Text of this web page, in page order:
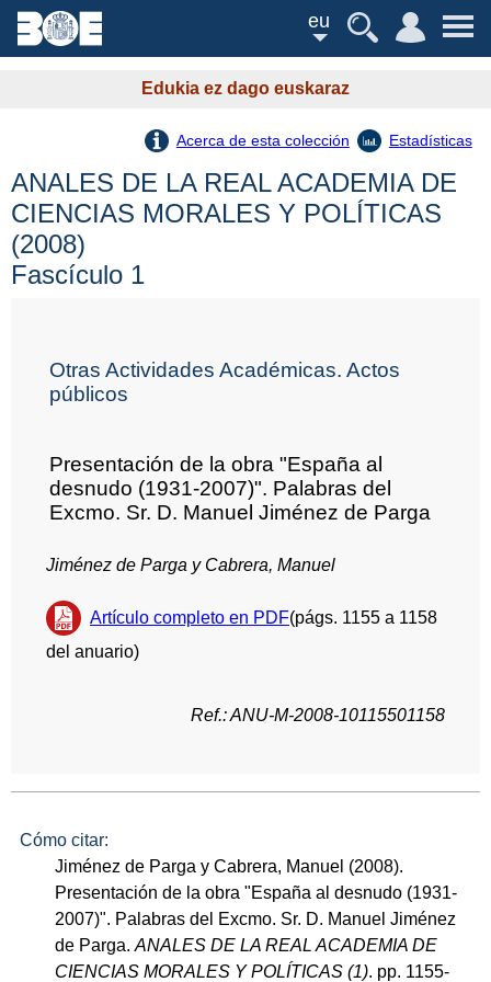
eu
Edukia ez dago euskaraz
Acerca de esta colección Estadísticas
ANALES DE LA REAL ACADEMIA DE
CIENCIAS MORALES Y POLÍTICAS
(2008)
Fascículo 1
Otras Actividades Académicas. Actos
públicos
Presentación de la obra "España al
desnudo (1931-2007)". Palabras del
Excmo. Sr. D. Manuel Jiménez de Parga
Jiménez de Parga y Cabrera, Manuel
Artículo completo en PDF(págs. 1155 a 1158
del anuario)
Ref.: ANU-M-2008-10115501158
Cómo citar:
Jiménez de Parga y Cabrera, Manuel (2008).
Presentación de la obra "España al desnudo (1931-
2007)". Palabras del Excmo. Sr. D. Manuel Jiménez
de Parga.ANALES DE LA REAL ACADEMIA DE
CIENCIAS MORALES Y POLÍTICAS (1). pp. 1155-